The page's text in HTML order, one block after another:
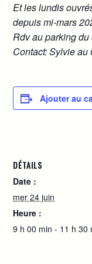
Et les lundis
depuis mi-mars
Rdv au parking
Contact: Sylvie au
Ajouter au
DÉTAILS
Date :
mer 24 juin
Heure :
9 h 00 min - 11 h 30